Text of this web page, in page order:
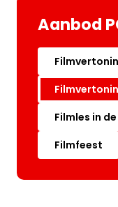
Aanbod
Filmles in
Filmfeest